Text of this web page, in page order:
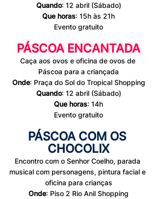
Quando: 12 abril (Sábado)
Que horas: 15h às 21h
Evento gratuito
PÁSCOA ENCANTADA
Caça aos ovos e oficina de ovos de
Páscoa para a criançada
Onde: Praça do Sol do Tropical Shopping
Quando: 12 abril (Sábado)
Que horas: 14h
Evento gratuito
PÁSCOA COM OS
CHOCOLIX
Encontro com o Senhor Coelho, parada
musical com personagens, pintura facial e
oficina para crianças
Onde: Piso 2 Rio Anil Shopping